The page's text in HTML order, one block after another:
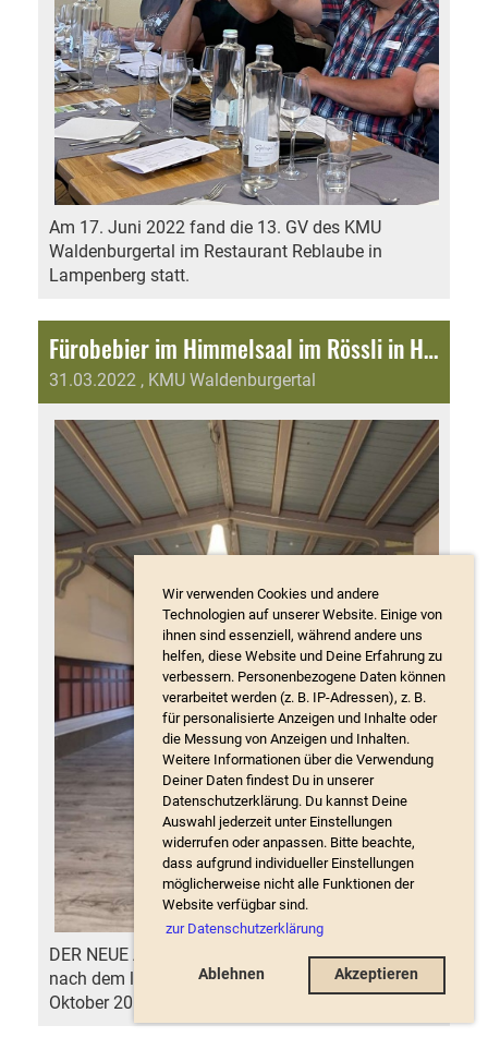
Wir verwenden Cookies und andere
Technologien auf unserer Website. Einige von
ihnen sind essenziell, während andere uns
helfen, diese Website und Deine Erfahrung zu
verbessern. Personenbezogene Daten können
verarbeitet werden (z. B. IP-Adressen), z. B.
für personalisierte Anzeigen und Inhalte oder
die Messung von Anzeigen und Inhalten.
Weitere Informationen über die Verwendung
Deiner Daten findest Du in unserer
Datenschutzerklärung. Du kannst Deine
Auswahl jederzeit unter Einstellungen
widerrufen oder anpassen. Bitte beachte,
dass aufgrund individueller Einstellungen
möglicherweise nicht alle Funktionen der
Website verfügbar sind.
zur Datenschutzerklärung
Ablehnen Akzeptieren
Am 17. Juni 2022 fand die 13. GV des KMU
Waldenburgertal im Restaurant Reblaube in
Lampenberg statt.
Fürobebier im Himmelsaal im Rössli in Hölstein
31.03.2022 , KMU Waldenburgertal
DER NEUE ALTE HIMMELSAAL Zweieinhalb Jahre
nach dem letzten «KMU Fürobebier» (am 24.
Oktober 201...